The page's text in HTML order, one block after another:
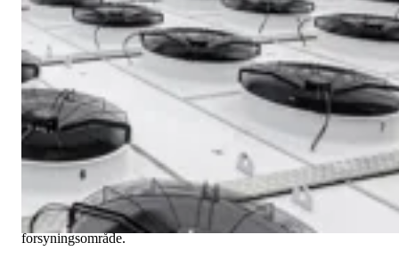
Fjernvarme på vej til flere
Fjernvarme
13. november 2020
FFV Varme A/S' nye store varmepumpe kommer til at betyde øget
kapacitet og giver anledning til overvejelser om udvidelse af
forsyningsnettet i Faaborg.
FFV Varme A/S (FFV) dækker det centrale Faaborg med
fjernvarme. Kapaciteten på de nye store varmepumper gør det
muligt eventuelt at udvide forsyningsområdet. Først og fremmes vil
FFV kigge på de områder, der grænser op til det nuværende
forsyningsområde.